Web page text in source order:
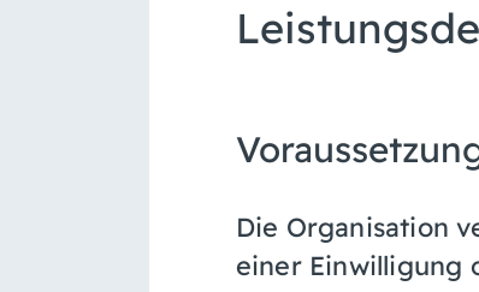
Die Organisation
einer Einwilligung